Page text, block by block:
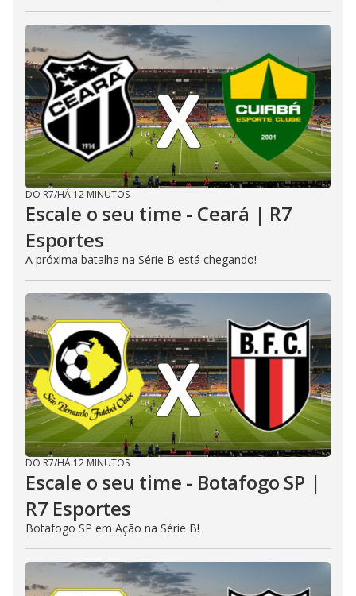
DO R7/HÁ 12 MINUTOS
Escale o seu time - Ceará | R7
Esportes
A próxima batalha na Série B está chegando!
DO R7/HÁ 12 MINUTOS
Escale o seu time - Botafogo SP |
R7 Esportes
Botafogo SP em Ação na Série B!